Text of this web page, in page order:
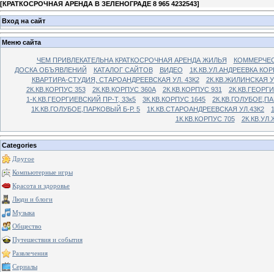
[КРАТКОСРОЧНАЯ АРЕНДА В ЗЕЛЕНОГРАДЕ 8 965 4232543]
Вход на сайт
Меню сайта
ЧЕМ ПРИВЛЕКАТЕЛЬНА КРАТКОСРОЧНАЯ АРЕНДА ЖИЛЬЯ
ДОСКА ОБЪЯВЛЕНИЙ
КАТАЛОГ САЙТОВ ВИДЕО
1К.КВ.УЛ.АНДРЕЕВКА
КВАРТИРА-СТУДИЯ, СТАРОАНДРЕЕВСКАЯ УЛ. 43К2
2К.КВ.ЖИЛИНСКАЯ
2К.КВ.КОРПУС 353
2К.КВ.КОРПУС 360А 2К.КВ.КОРПУС 931
1-К.КВ.ГЕОРГИЕВСКИЙ ПР-Т, 33к5
3К.КВ.КОРПУС 1645
1К.КВ.ГОЛУБОЕ,ПАРКОВЫЙ Б-Р. 5
1К.КВ.СТАРОАНДРЕЕВСКАЯ УЛ.43К2
1К.КВ.КОРПУС 705
Categories
Другое
Компьютерные игры
Красота и здоровье
Люди и блоги
Музыка
Общество
Путешествия и события
Развлечения
Сериалы